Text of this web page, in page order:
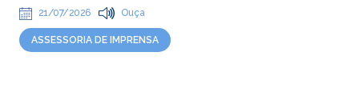
21/07/2026 Ouça
ASSESSORIA DE IMPRENSA